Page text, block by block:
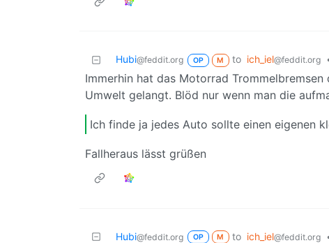
Hubi@feddit.org OP M to ich_iel@feddit.org
Immerhin hat das Motorrad
Umwelt gelangt. Blöd nur wenn man die
Ich finde ja jedes Auto sollte einen eigenen
Fallheraus lässt grüßen
Hubi@feddit.org OP M to ich_iel@feddit.org